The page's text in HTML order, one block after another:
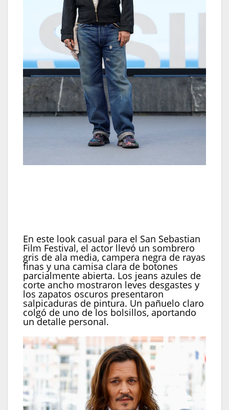
En este look casual para el San Sebastian
Film Festival, el actor llevó un sombrero
gris de ala media, campera negra de rayas
finas y una camisa clara de botones
parcialmente abierta. Los jeans azules de
corte ancho mostraron leves desgastes y
los zapatos oscuros presentaron
salpicaduras de pintura. Un pañuelo claro
colgó de uno de los bolsillos, aportando
un detalle personal.